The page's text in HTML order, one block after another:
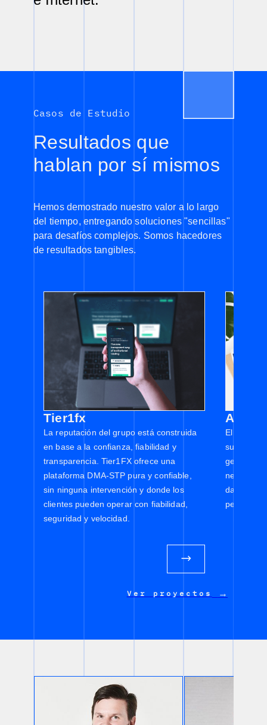
Casos de Estudio
Resultados que
hablan por sí mismos
Hemos demostrado nuestro valor a lo largo
del tiempo, entregando soluciones "sencillas"
para desafíos complejos. Somos hacedores
de resultados tangibles.
Tier1fx
La reputación del grupo está construida
en base a la confianza, fiabilidad y
transparencia. Tier1FX ofrece una
plataforma DMA-STP pura y confiable,
sin ninguna intervención y donde los
clientes pueden operar con fiabilidad,
seguridad y velocidad.
El
sus
gestión
datos,
Ver proyectos →